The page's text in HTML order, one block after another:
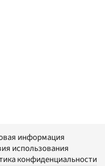
информация
использования
конфиденциальности